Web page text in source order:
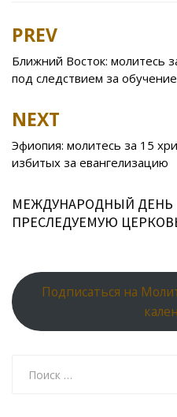
b
o
o
kl
as
ki
r
Post
navigation
PREV
Ближний Восток: молитесь
под следствием за
NEXT
Эфиопия: молитесь за 15
избитых за евангелизацию
МЕЖДУНАРОДНЫЙ
ПРЕСЛЕДУЕМУЮ
Подписаться на